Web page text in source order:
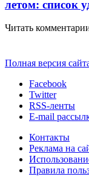
летом: список
Читать
Полная версия
Facebook
Twitter
RSS-ленты
E-mail
Контакты
Реклама на
Правила